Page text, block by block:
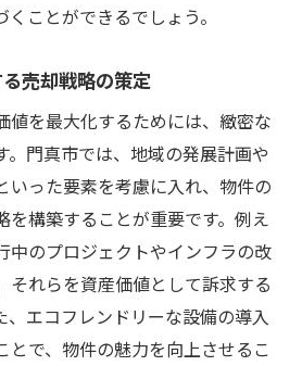
ことができるでしょう。
売却戦略の策定
値を最大化するためには、緻密な
。門真市では、地域の発展計画や
いった要素を考慮に入れ、物件の
を構築することが重要です。例え
中のプロジェクトやインフラの改
それらを資産価値として訴求する
、エコフレンドリーな設備の導入
とで、物件の魅力を向上させるこ